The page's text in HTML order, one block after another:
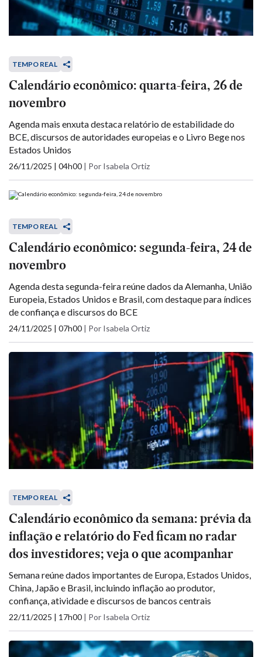
TEMPO REAL
Calendário econômico: quarta-feira, 26 de
novembro
Agenda mais enxuta destaca relatório de estabilidade do
BCE, discursos de autoridades europeias e o Livro Bege nos
Estados Unidos
26/11/2025 | 04h00 | Por Isabela Ortiz
TEMPO REAL
Calendário econômico: segunda-feira, 24 de
novembro
Agenda desta segunda-feira reúne dados da Alemanha, União
Europeia, Estados Unidos e Brasil, com destaque para índices
de confiança e discursos do BCE
24/11/2025 | 07h00 | Por Isabela Ortiz
TEMPO REAL
Calendário econômico da semana: prévia da
inflação e relatório do Fed ficam no radar
dos investidores; veja o que acompanhar
Semana reúne dados importantes de Europa, Estados Unidos,
China, Japão e Brasil, incluindo inflação ao produtor,
confiança, atividade e discursos de bancos centrais
22/11/2025 | 17h00 | Por Isabela Ortiz